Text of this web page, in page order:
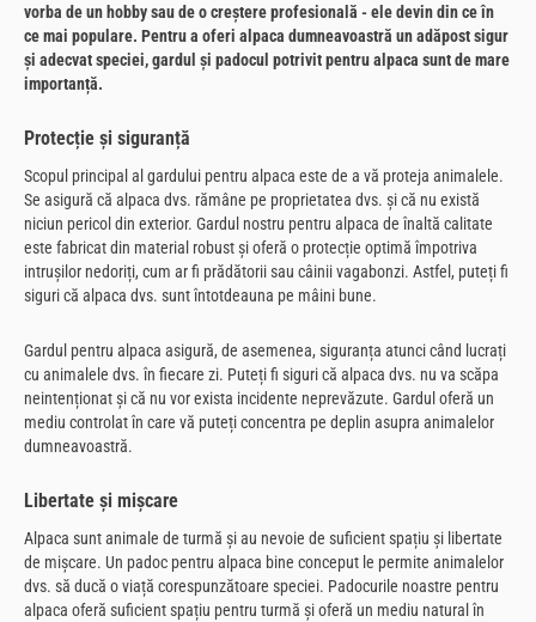
vorba de un hobby sau de o creștere profesională - ele devin din ce în
ce mai populare. Pentru a oferi alpaca dumneavoastră un adăpost sigur
și adecvat speciei, gardul și padocul potrivit pentru alpaca sunt de mare
importanță.
Protecție și siguranță
Scopul principal al gardului pentru alpaca este de a vă proteja animalele.
Se asigură că alpaca dvs. rămâne pe proprietatea dvs. și că nu există
niciun pericol din exterior. Gardul nostru pentru alpaca de înaltă calitate
este fabricat din material robust și oferă o protecție optimă împotriva
intrușilor nedoriți, cum ar fi prădătorii sau câinii vagabonzi. Astfel, puteți fi
siguri că alpaca dvs. sunt întotdeauna pe mâini bune.
Gardul pentru alpaca asigură, de asemenea, siguranța atunci când lucrați
cu animalele dvs. în fiecare zi. Puteți fi siguri că alpaca dvs. nu va scăpa
neintenționat și că nu vor exista incidente neprevăzute. Gardul oferă un
mediu controlat în care vă puteți concentra pe deplin asupra animalelor
dumneavoastră.
Libertate și mișcare
Alpaca sunt animale de turmă și au nevoie de suficient spațiu și libertate
de mișcare. Un padoc pentru alpaca bine conceput le permite animalelor
dvs. să ducă o viață corespunzătoare speciei. Padocurile noastre pentru
alpaca oferă suficient spațiu pentru turmă și oferă un mediu natural în